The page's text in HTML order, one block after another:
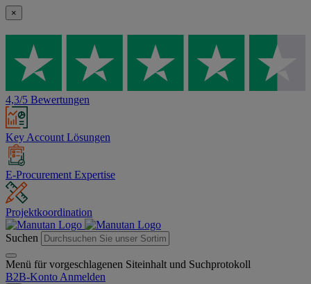
×
4,3/5 Bewertungen
Key Account Lösungen
E-Procurement Expertise
Projektkoordination
Suchen
Menü für vorgeschlagenen Siteinhalt und Suchprotokoll
B2B-Konto Anmelden